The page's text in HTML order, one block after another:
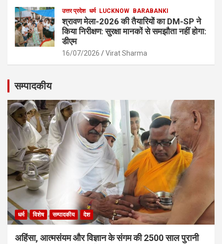
उत्तर प्रदेश धर्म LUCKNOW BARABANKI
श्रावण मेला-2026 की तैयारियों का DM-SP ने
किया निरीक्षण: सुरक्षा मानकों से समझौता नहीं होगा:
डीएम
16/07/2026 Virat Sharma
सम्पादकीय
धर्म विशेष सम्पादकीय देश
अहिंसा, आत्मसंयम और विज्ञान के संगम की 2500 साल पुरानी